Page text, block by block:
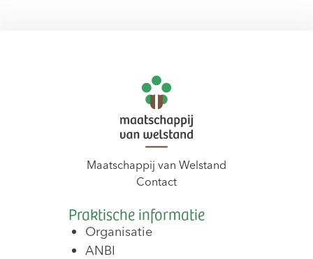
Maatschappij van Welstand
Contact
Praktische informatie
Organisatie
ANBI